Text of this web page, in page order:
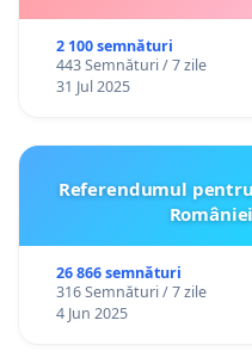
2 100 semnături
443 Semnături / 7 zile
31 Jul 2025
Referendumul
26 866 semnături
316 Semnături / 7 zile
4 Jun 2025